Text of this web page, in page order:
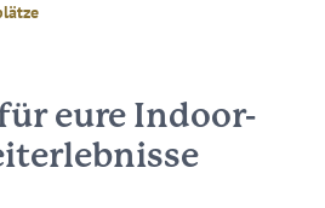
eure Indoor-